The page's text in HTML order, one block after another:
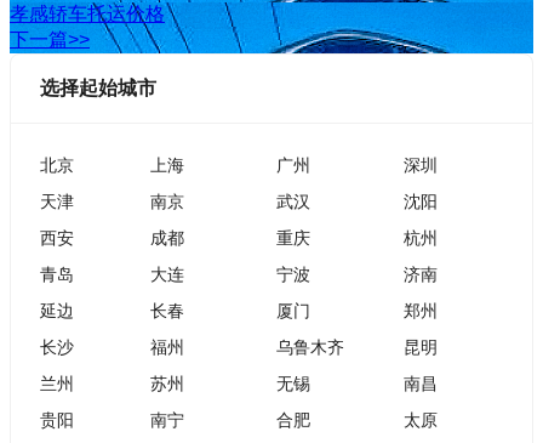
孝感轿车托运价格
下一篇>>
选择起始城市
北京 上海 广州
深圳
天津
南京 武汉
沈阳
西安
成都 重庆
杭州
青岛
大连 宁波
济南
延边
长春 厦门
郑州
长沙
福州 乌鲁木齐
昆明
兰州
苏州 无锡
南昌
贵阳
南宁 合肥
太原